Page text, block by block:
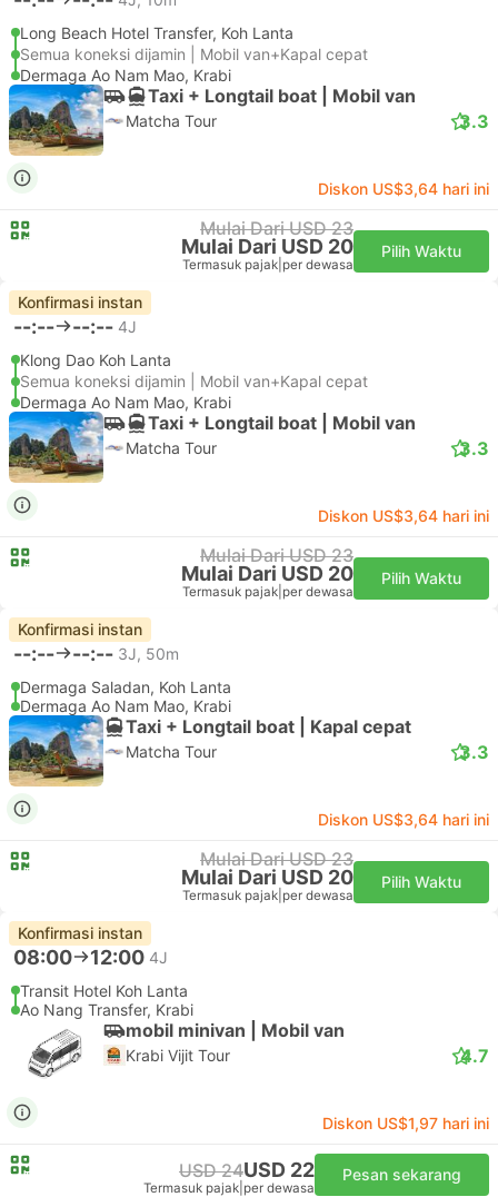
Long Beach Hotel Transfer, Koh Lanta
Semua koneksi dijamin | Mobil van+Kapal cepat
Dermaga Ao Nam Mao, Krabi
Taxi + Longtail boat | Mobil van
Matcha Tour 3.3
Diskon US$3,64 hari ini
Mulai Dari USD 23
Mulai Dari USD 20
Termasuk pajak per dewasa
Pilih Waktu
Konfirmasi instan
--:-- --:-- 4J
Klong Dao Koh Lanta
Semua koneksi dijamin | Mobil van+Kapal cepat
Dermaga Ao Nam Mao, Krabi
Taxi + Longtail boat | Mobil van
Matcha Tour 3.3
Diskon US$3,64 hari ini
Mulai Dari USD 23
Mulai Dari USD 20
Termasuk pajak per dewasa
Pilih Waktu
Konfirmasi instan
--:-- --:-- 3J, 50m
Dermaga Saladan, Koh Lanta
Dermaga Ao Nam Mao, Krabi
Taxi + Longtail boat | Kapal cepat
Matcha Tour 3.3
Diskon US$3,64 hari ini
Mulai Dari USD 23
Mulai Dari USD 20
Termasuk pajak per dewasa
Pilih Waktu
Konfirmasi instan
08:00 12:00 4J
Transit Hotel Koh Lanta
Ao Nang Transfer, Krabi
mobil minivan | Mobil van
Krabi Vijit Tour 4.7
Diskon US$1,97 hari ini
USD 24USD 22
Termasuk pajak per dewasa
Pesan sekarang